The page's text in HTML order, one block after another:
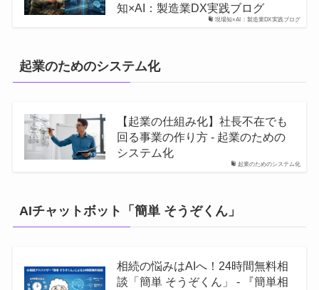
現場知×AI：製造業DX実践ブログ
知×AI：製造業DX実践ブログ
起業のためのシステム化
起業のためのシステム化
【起業の仕組み化】社長不在でも
回る事業の作り方 - 起業のための
システム化
AIチャットボット「簡単 そうぞくん」
相続の悩みはAIへ！24時間無料相
談「簡単 そうぞくん」 - 『簡単相